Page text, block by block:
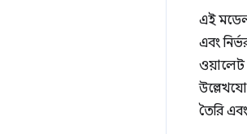
এই
এবং
ওয়ালেট
তৈরি